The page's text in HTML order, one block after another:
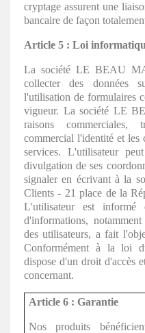
cryptage assurent une
bancaire de façon
Article 5 : Loi
La société LE BEAU
collecter des données
l'utilisation de formulaires
vigueur. La société LE
raisons commerciales,
commercial l'identité et les
services. L'utilisateur
divulgation de ses
signaler en écrivant à la
Clients - 21 place de la
L'utilisateur est informé
d'informations,
des utilisateurs, a fait
Conformément à la loi
dispose d'un droit d'accès
concernant.
Article 6 : Garantie
Nos produits